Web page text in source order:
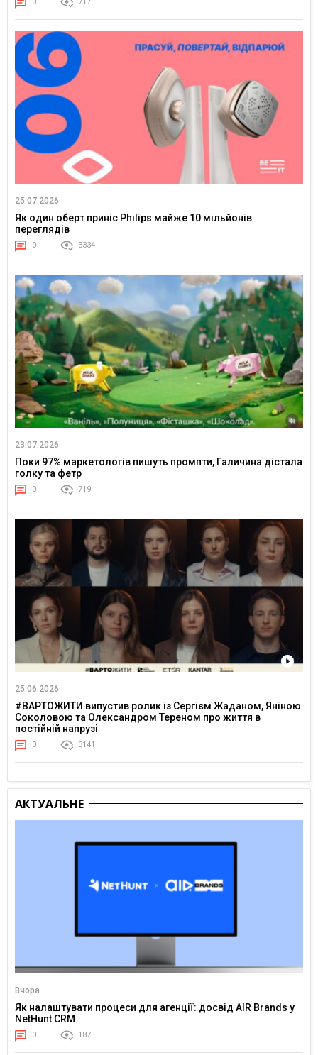
25.07.2026
Як один оберт приніс Philips майже 10 мільйонів
переглядів
0 3334
23.07.2026
Поки 97% маркетологів пишуть промпти, Галичина дістала
голку та фетр
0 719
25.06.2026
#ВАРТОЖИТИ випустив ролик із Сергієм Жаданом, Яніною
Соколовою та Олександром Тереном про життя в
постійній напрузі
0 3141
АКТУАЛЬНЕ
Вчора
Як налаштувати процеси для агенції: досвід AIR Brands у
NetHunt CRM
0 187